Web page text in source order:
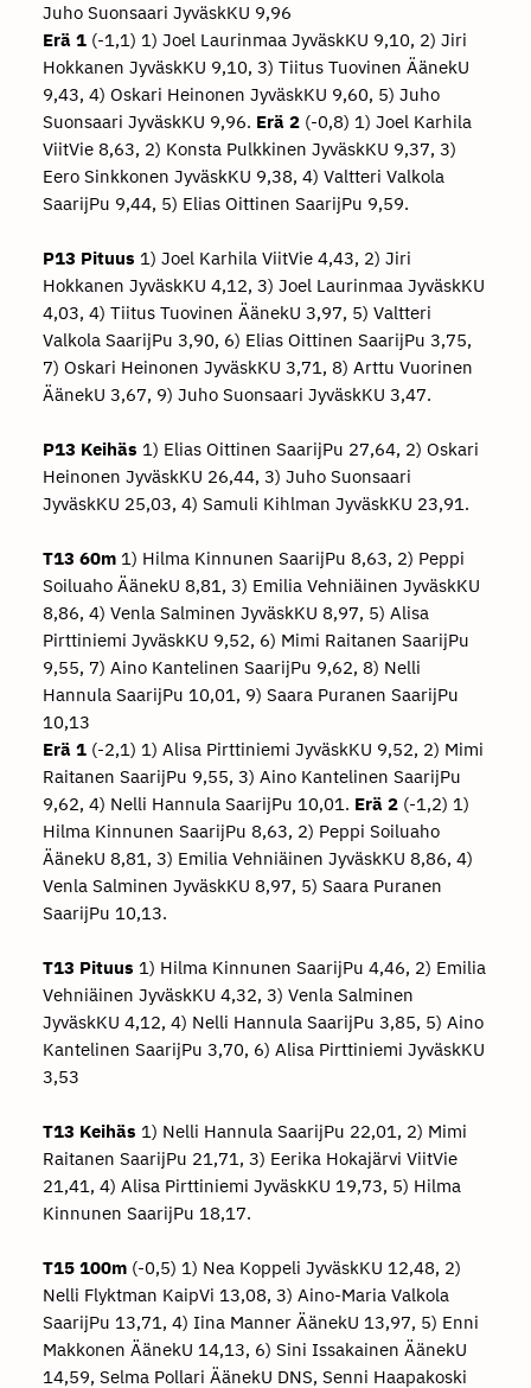
Juho Suonsaari JyväskKU 9,96
Erä 1(-1,1) 1) Joel Laurinmaa JyväskKU 9,10, 2) Jiri
Hokkanen JyväskKU 9,10, 3) Tiitus Tuovinen ÄänekU
9,43, 4) Oskari Heinonen JyväskKU 9,60, 5) Juho
Suonsaari JyväskKU 9,96. Erä 2(-0,8) 1) Joel Karhila
ViitVie 8,63, 2) Konsta Pulkkinen JyväskKU 9,37, 3)
Eero Sinkkonen JyväskKU 9,38, 4) Valtteri Valkola
SaarijPu 9,44, 5) Elias Oittinen SaarijPu 9,59.
P13 Pituus 1) Joel Karhila ViitVie 4,43, 2) Jiri
Hokkanen JyväskKU 4,12, 3) Joel Laurinmaa JyväskKU
4,03, 4) Tiitus Tuovinen ÄänekU 3,97, 5) Valtteri
Valkola SaarijPu 3,90, 6) Elias Oittinen SaarijPu 3,75,
7) Oskari Heinonen JyväskKU 3,71, 8) Arttu Vuorinen
ÄänekU 3,67, 9) Juho Suonsaari JyväskKU 3,47.
P13 Keihäs 1) Elias Oittinen SaarijPu 27,64, 2) Oskari
Heinonen JyväskKU 26,44, 3) Juho Suonsaari
JyväskKU 25,03, 4) Samuli Kihlman JyväskKU 23,91.
T13 60m1) Hilma Kinnunen SaarijPu 8,63, 2) Peppi
Soiluaho ÄänekU 8,81, 3) Emilia Vehniäinen JyväskKU
8,86, 4) Venla Salminen JyväskKU 8,97, 5) Alisa
Pirttiniemi JyväskKU 9,52, 6) Mimi Raitanen SaarijPu
9,55, 7) Aino Kantelinen SaarijPu 9,62, 8) Nelli
Hannula SaarijPu 10,01, 9) Saara Puranen SaarijPu
10,13
Erä 1(-2,1) 1) Alisa Pirttiniemi JyväskKU 9,52, 2) Mimi
Raitanen SaarijPu 9,55, 3) Aino Kantelinen SaarijPu
9,62, 4) Nelli Hannula SaarijPu 10,01. Erä 2(-1,2) 1)
Hilma Kinnunen SaarijPu 8,63, 2) Peppi Soiluaho
ÄänekU 8,81, 3) Emilia Vehniäinen JyväskKU 8,86, 4)
Venla Salminen JyväskKU 8,97, 5) Saara Puranen
SaarijPu 10,13.
T13 Pituus 1) Hilma Kinnunen SaarijPu 4,46, 2) Emilia
Vehniäinen JyväskKU 4,32, 3) Venla Salminen
JyväskKU 4,12, 4) Nelli Hannula SaarijPu 3,85, 5) Aino
Kantelinen SaarijPu 3,70, 6) Alisa Pirttiniemi JyväskKU
3,53
T13 Keihäs 1) Nelli Hannula SaarijPu 22,01, 2) Mimi
Raitanen SaarijPu 21,71, 3) Eerika Hokajärvi ViitVie
21,41, 4) Alisa Pirttiniemi JyväskKU 19,73, 5) Hilma
Kinnunen SaarijPu 18,17.
T15 100m(-0,5) 1) Nea Koppeli JyväskKU 12,48, 2)
Nelli Flyktman KaipVi 13,08, 3) Aino-Maria Valkola
SaarijPu 13,71, 4) Iina Manner ÄänekU 13,97, 5) Enni
Makkonen ÄänekU 14,13, 6) Sini Issakainen ÄänekU
14,59, Selma Pollari ÄänekU DNS, Senni Haapakoski